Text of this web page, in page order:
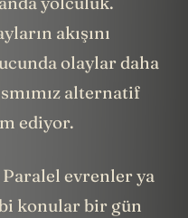
akışını
olaylar daha
alternatif
ediyor.
evrenler ya
konular bir gün